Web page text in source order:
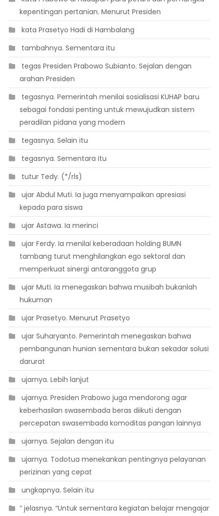
kepentingan pertanian. Menurut Presiden
 kata Prasetyo Hadi di Hambalang
 tambahnya. Sementara itu
 tegas Presiden Prabowo Subianto. Sejalan dengan
arahan Presiden
 tegasnya. Pemerintah menilai sosialisasi KUHAP baru
sebagai fondasi penting untuk mewujudkan sistem
peradilan pidana yang modern
 tegasnya. Selain itu
 tegasnya. Sementara itu
 tutur Tedy. (*/rls)
 ujar Abdul Muti. Ia juga menyampaikan apresiasi
kepada para siswa
 ujar Astawa. Ia merinci
 ujar Ferdy. Ia menilai keberadaan holding BUMN
tambang turut menghilangkan ego sektoral dan
memperkuat sinergi antaranggota grup
 ujar Muti. Ia menegaskan bahwa musibah bukanlah
hukuman
 ujar Prasetyo. Menurut Prasetyo
 ujar Suharyanto. Pemerintah menegaskan bahwa
pembangunan hunian sementara bukan sekadar solusi
darurat
 ujarnya. Lebih lanjut
 ujarnya. Presiden Prabowo juga mendorong agar
keberhasilan swasembada beras diikuti dengan
percepatan swasembada komoditas pangan lainnya
 ujarnya. Sejalan dengan itu
 ujarnya. Todotua menekankan pentingnya pelayanan
perizinan yang cepat
 ungkapnya. Selain itu
” jelasnya. “Untuk sementara kegiatan belajar mengajar